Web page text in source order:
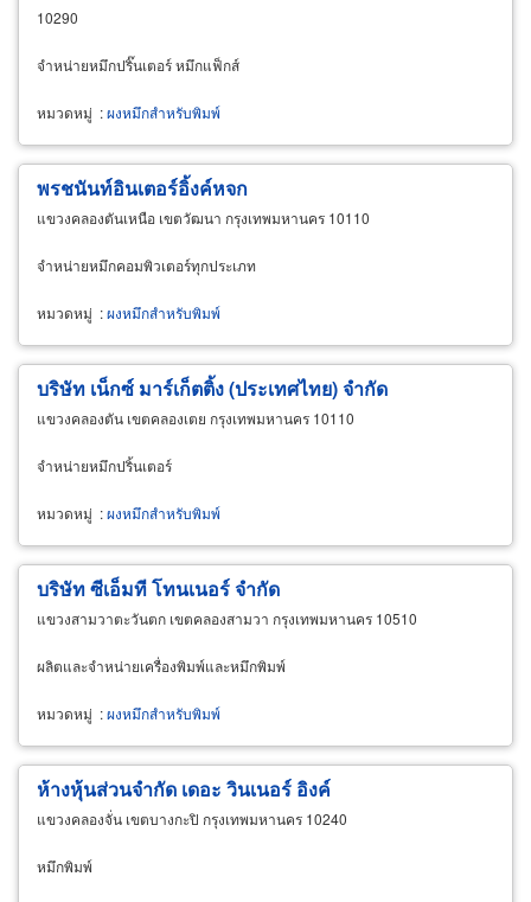
10290
จำหน่ายหมึกปริ๊นเตอร์ หมึกแฟ็กส์
หมวดหมู่ :ผงหมึกสำหรับพิมพ์
พรชนันท์อินเตอร์อิ้งค์หจก
แขวงคลองตันเหนือ เขตวัฒนา กรุงเทพมหานคร 10110
จำหน่ายหมึกคอมพิวเตอร์ทุกประเภท
หมวดหมู่ :ผงหมึกสำหรับพิมพ์
บริษัท เน็กซ์ มาร์เก็ตติ้ง (ประเทศไทย) จำกัด
แขวงคลองตัน เขตคลองเตย กรุงเทพมหานคร 10110
จำหน่ายหมึกปริ้นเตอร์
หมวดหมู่ :ผงหมึกสำหรับพิมพ์
บริษัท ซีเอ็มที โทนเนอร์ จำกัด
แขวงสามวาตะวันตก เขตคลองสามวา กรุงเทพมหานคร 10510
ผลิตและจำหน่ายเครื่องพิมพ์และหมึกพิมพ์
หมวดหมู่ :ผงหมึกสำหรับพิมพ์
ห้างหุ้นส่วนจำกัด เดอะ วินเนอร์ อิงค์
แขวงคลองจั่น เขตบางกะปิ กรุงเทพมหานคร 10240
หมึกพิมพ์